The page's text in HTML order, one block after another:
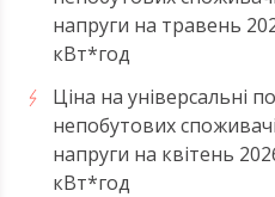
напруги на травень
кВт*год
Ціна на універсальні
непобутових
напруги на квітень
кВт*год